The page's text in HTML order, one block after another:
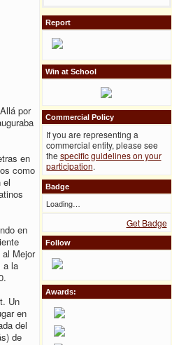
por
en
como
el
en
Mejor
a la
Un
en
del
de
Report
Win at School
Commercial Policy
If you are representing a
commercial entity, please see
the specific guidelines on your
participation.
Badge
Loading…
Get Badge
Follow
Awards: